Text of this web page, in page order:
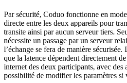
Par sécurité, Coduo fonctionne en
directe entre les deux appareils pour
transite ainsi par aucun serveur tiers.
nécessite un passage par un serveur
l’échange se fera de manière
que la latence dépendent directement
internet des deux participants, avec des
possibilité de modifier les paramètres si